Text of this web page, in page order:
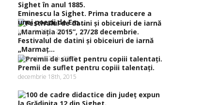
Eminescu la Sighet. Prima traducere a
unei poezii de Em...
ianuarie 15th, 2016
Festivalul de datini şi obiceiuri de iarnă
„Marmaţ...
decembrie 27th, 2015
Premii de suflet pentru copiii talentaţi.
decembrie 18th, 2015